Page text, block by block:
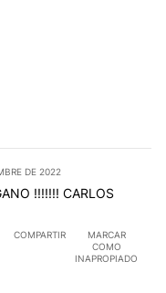
DE 2022
!!!!!!! CARLOS
COMPARTIR
MARCAR
COMO
INAPROPIADO